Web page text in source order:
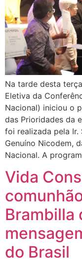
Na tarde desta
Eletiva da
Nacional) iniciou o
das Prioridades da
foi realizada pela Ir.
Genuíno Nicodem,
Nacional. A
Vida
Brambilla
do Brasil